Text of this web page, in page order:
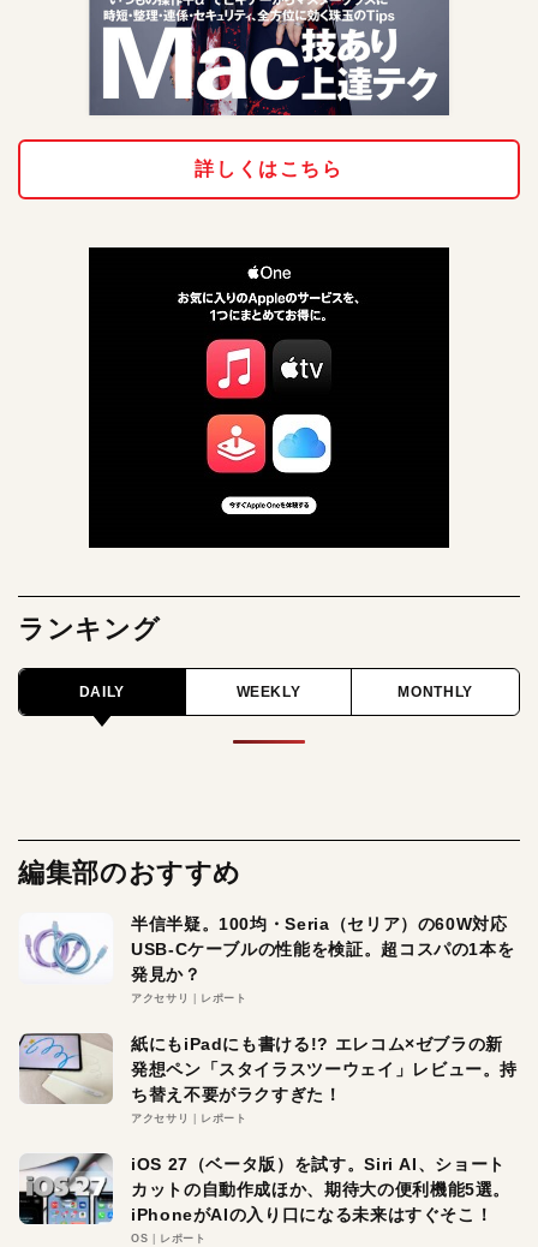
詳しくはこちら
ランキング
DAILY WEEKLY MONTHLY
編集部のおすすめ
半信半疑。100均・Seria（セリア）の60W対応
USB-Cケーブルの性能を検証。超コスパの1本を
発見か？
アクセサリ レポート
紙にもiPadにも書ける!? エレコム×ゼブラの新
発想ペン「スタイラスツーウェイ」レビュー。持
ち替え不要がラクすぎた！
アクセサリ レポート
iOS 27（ベータ版）を試す。Siri AI、ショート
カットの自動作成ほか、期待大の便利機能5選。
iPhoneがAIの入り口になる未来はすぐそこ！
OS レポート